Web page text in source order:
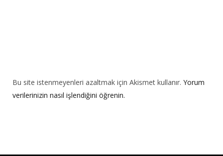
Bu site istenmeyenleri azaltmak için Akismet kullanır. Yorum
verilerinizin nasıl işlendiğini öğrenin.